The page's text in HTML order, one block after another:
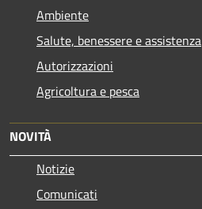
Ambiente
Salute, benessere e assistenza
Autorizzazioni
Agricoltura e pesca
NOVITÀ
Notizie
Comunicati